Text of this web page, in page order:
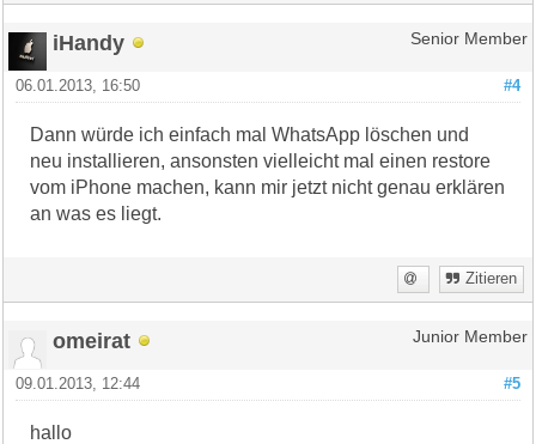
iHandy Senior Member
#4
06.01.2013, 16:50
Dann würde ich einfach mal WhatsApp löschen und
neu installieren, ansonsten vielleicht mal einen restore
vom iPhone machen, kann mir jetzt nicht genau erklären
an was es liegt.
Zitieren
omeirat Junior Member
#5
09.01.2013, 12:44
hallo